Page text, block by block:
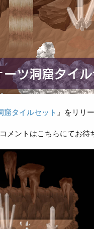
窟タイルセット 』をリリ
メントはこちらにてお待